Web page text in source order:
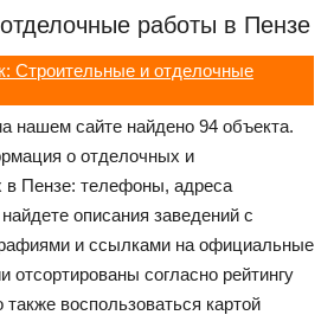
работы в Пензе
Строительные и отделочные
нашем сайте найдено 94 объекта.
о отделочных и
в Пензе: телефоны, адреса
описания заведений с
и ссылками на официальные
отсортированы согласно рейтингу
воспользоваться картой